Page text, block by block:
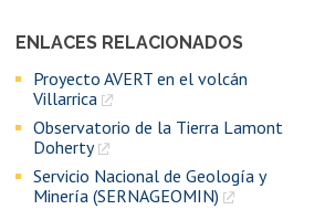
ENLACES RELACIONADOS
Proyecto AVERT en el volcán
Villarrica
Observatorio de la Tierra Lamont
Doherty
Servicio Nacional de Geología y
Minería (SERNAGEOMIN)